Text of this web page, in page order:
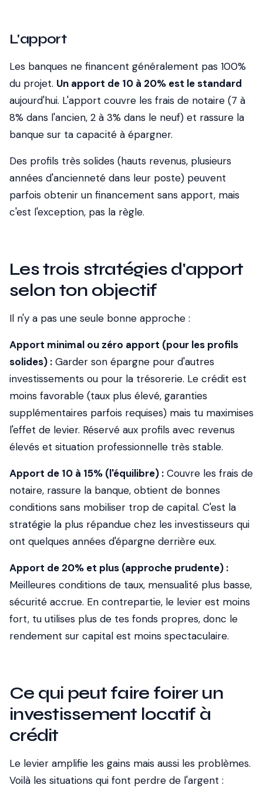
L'apport
Les banques ne financent généralement pas 100%
du projet. Un apport de 10 à 20% est le standard
aujourd'hui. L'apport couvre les frais de notaire (7 à
8% dans l'ancien, 2 à 3% dans le neuf) et rassure la
banque sur ta capacité à épargner.
Des profils très solides (hauts revenus, plusieurs
années d'ancienneté dans leur poste) peuvent
parfois obtenir un financement sans apport, mais
c'est l'exception, pas la règle.
Les trois stratégies d'apport
selon ton objectif
Il n'y a pas une seule bonne approche :
Apport minimal ou zéro apport (pour les profils
solides) : Garder son épargne pour d'autres
investissements ou pour la trésorerie. Le crédit est
moins favorable (taux plus élevé, garanties
supplémentaires parfois requises) mais tu maximises
l'effet de levier. Réservé aux profils avec revenus
élevés et situation professionnelle très stable.
Apport de 10 à 15% (l'équilibre) : Couvre les frais de
notaire, rassure la banque, obtient de bonnes
conditions sans mobiliser trop de capital. C'est la
stratégie la plus répandue chez les investisseurs qui
ont quelques années d'épargne derrière eux.
Apport de 20% et plus (approche prudente) :
Meilleures conditions de taux, mensualité plus basse,
sécurité accrue. En contrepartie, le levier est moins
fort, tu utilises plus de tes fonds propres, donc le
rendement sur capital est moins spectaculaire.
Ce qui peut faire foirer un
investissement locatif à
crédit
Le levier amplifie les gains mais aussi les problèmes.
Voilà les situations qui font perdre de l'argent :